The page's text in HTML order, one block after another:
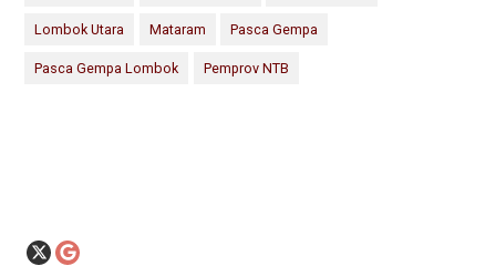
Lombok Utara Mataram Pasca Gempa
Pasca Gempa Lombok Pemprov NTB